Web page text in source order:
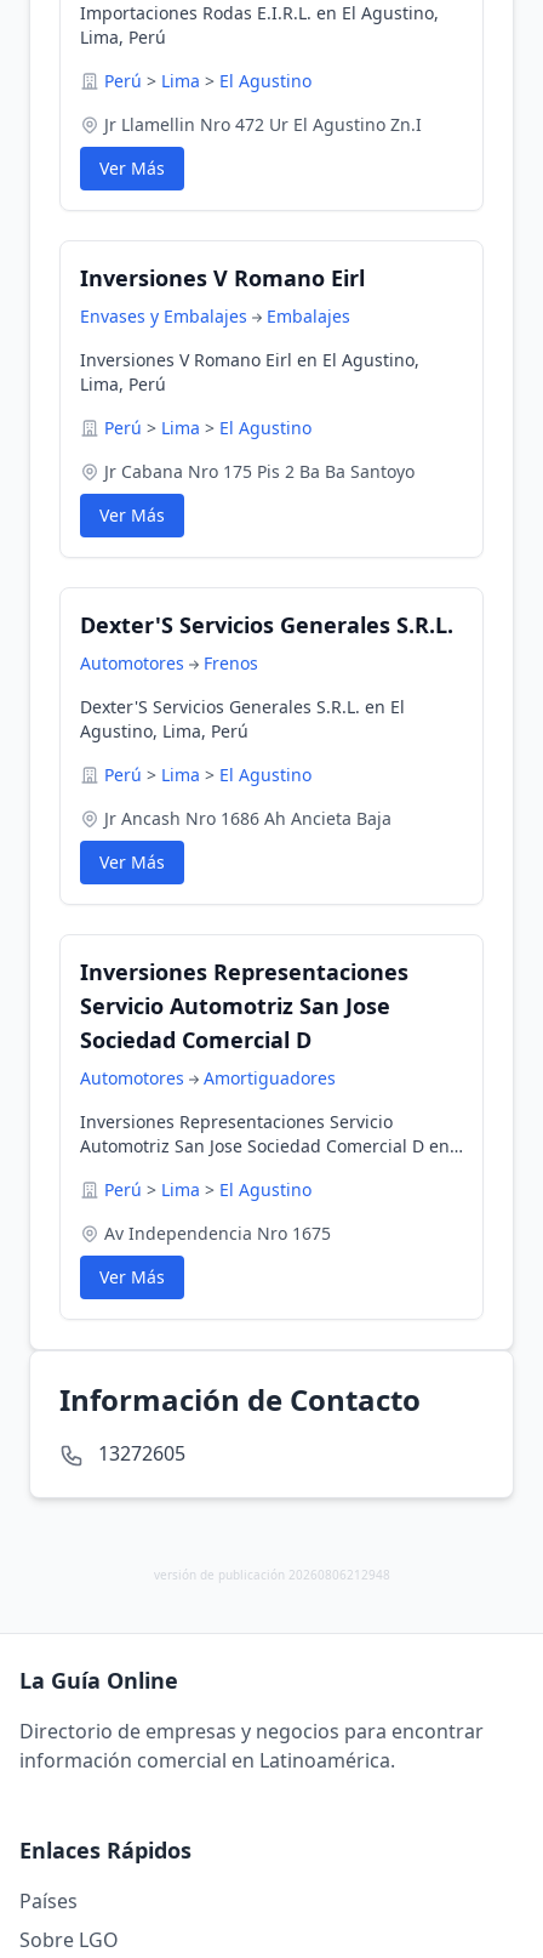
Importaciones Rodas E.I.R.L. en El Agustino,
Lima, Perú
Perú > Lima > El Agustino
Jr Llamellin Nro 472 Ur El Agustino Zn.I
Ver Más
Inversiones V Romano Eirl
Envases y Embalajes
Embalajes
Inversiones V Romano Eirl en El Agustino,
Lima, Perú
Perú > Lima > El Agustino
Jr Cabana Nro 175 Pis 2 Ba Ba Santoyo
Ver Más
Dexter'S Servicios Generales S.R.L.
Automotores
Frenos
Dexter'S Servicios Generales S.R.L. en El
Agustino, Lima, Perú
Perú > Lima > El Agustino
Jr Ancash Nro 1686 Ah Ancieta Baja
Ver Más
Inversiones Representaciones
Servicio Automotriz San Jose
Sociedad Comercial D
Automotores
Amortiguadores
Inversiones Representaciones Servicio
Automotriz San Jose Sociedad Comercial D en
Perú > Lima > El Agustino
Av Independencia Nro 1675
Ver Más
Información de Contacto
13272605
versión de publicación 20260806212948
La Guía Online
Directorio de empresas y negocios para encontrar
información comercial en Latinoamérica.
Enlaces Rápidos
Países
Sobre LGO